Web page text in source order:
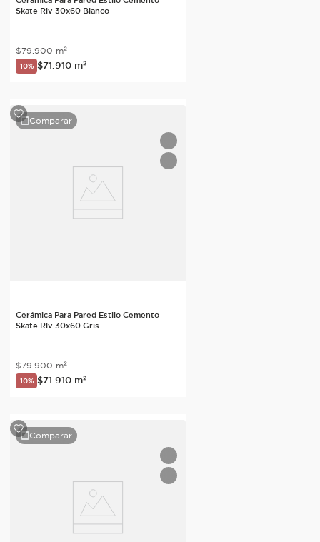
Skate Rlv 30x60 Blanco
$79.900 m²
10% $71.910 m²
Comparar
Cerámica Para Pared Estilo Cemento
Skate Rlv 30x60 Gris
$79.900 m²
10% $71.910 m²
Comparar